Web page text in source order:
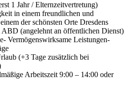
1 Jahr / Elternzeitvertretung)
in einem freundlichen und
der schönsten Orte Dresdens
(angelehnt an öffentlichen Dienst)
Vermögenswirksame Leistungen-
(+3 Tage zusätzlich bei
Arbeitszeit 9:00 – 14:00 oder